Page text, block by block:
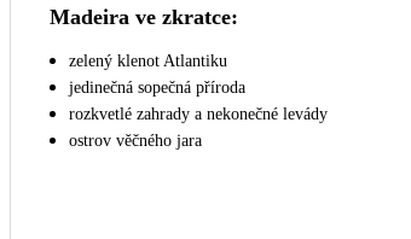
Madeira ve zkratce:
zelený klenot Atlantiku
jedinečná sopečná příroda
rozkvetlé zahrady a nekonečné levády
ostrov věčného jara